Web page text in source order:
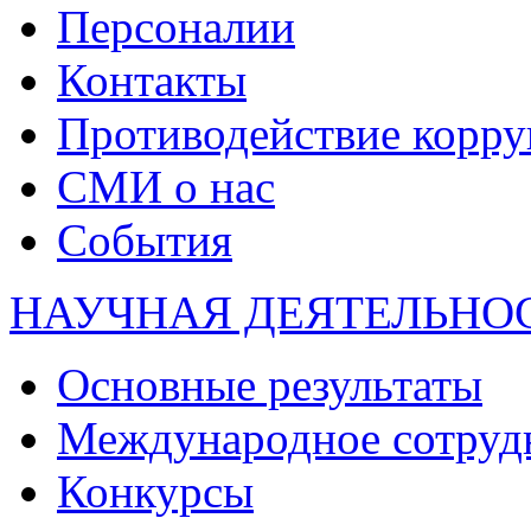
Персоналии
Контакты
Противодействие
СМИ о нас
События
НАУЧНАЯ
Основные результаты
Международное
Конкурсы